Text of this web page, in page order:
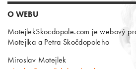
O WEBU
MotejlekSkocdopole.com je webový
Motejlka a Petra Skočdopoleho
Miroslav Motejlek